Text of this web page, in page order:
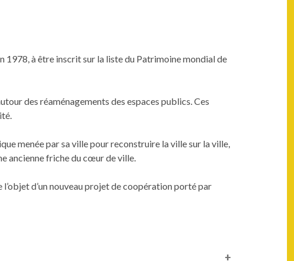
1978, à être inscrit sur la liste du Patrimoine mondial de
des réaménagements des espaces publics. Ces
menée par sa ville pour reconstruire la ville sur la ville,
ancienne friche du cœur de ville.
d’un nouveau projet de coopération porté par